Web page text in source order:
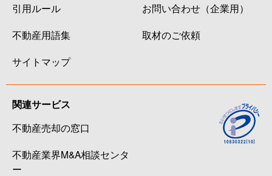
引用ルール
不動産用語集
サイトマップ
お問い合わせ（企業用）
取材のご依頼
関連サービス
不動産売却の窓口
不動産業界M&A相談センタ
ー